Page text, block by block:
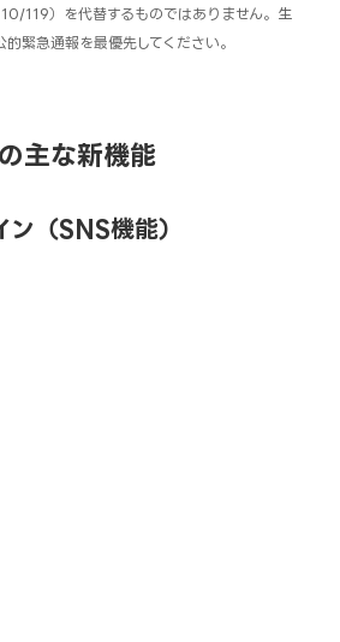
119）を代替するものではありません。生
緊急通報を最優先してください。
主な新機能
ン（SNS機能）